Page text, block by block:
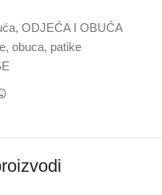
, ODJEĆA I OBUĆA
, obuca, patike